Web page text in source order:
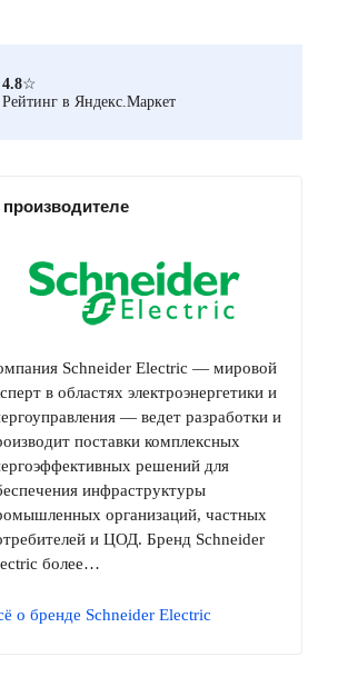
4.8☆
Рейтинг в Яндекс.Маркет
Schneider Electric — мировой
в областях электроэнергетики и
— ведет разработки и
поставки комплексных
решений для
инфраструктуры
организаций, частных
и ЦОД. Бренд Schneider
более…
о бренде Schneider Electric